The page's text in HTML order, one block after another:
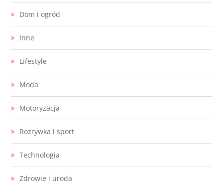
Dom i ogród
Inne
Lifestyle
Moda
Motoryzacja
Rozrywka i sport
Technologia
Zdrowie i uroda